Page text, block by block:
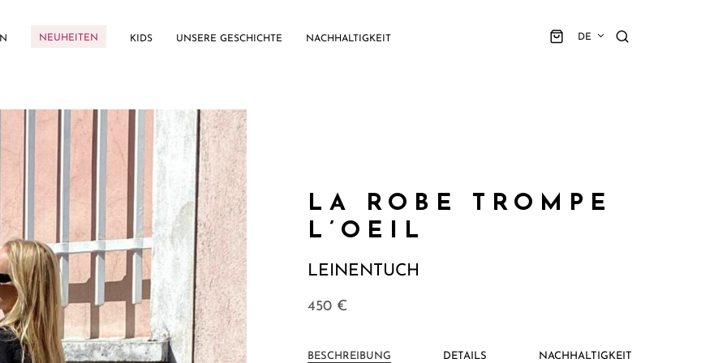
NEUHEITEN KIDS UNSERE GESCHICHTE NACHHALTIGKEIT DE
LA ROBE TROMPE
L’OEIL
LEINENTUCH
450 €
BESCHREIBUNG DETAILS NACHHALTIGKEIT